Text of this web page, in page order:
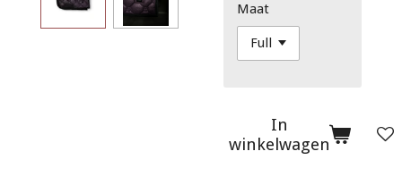
Maat
In
winkelwagen